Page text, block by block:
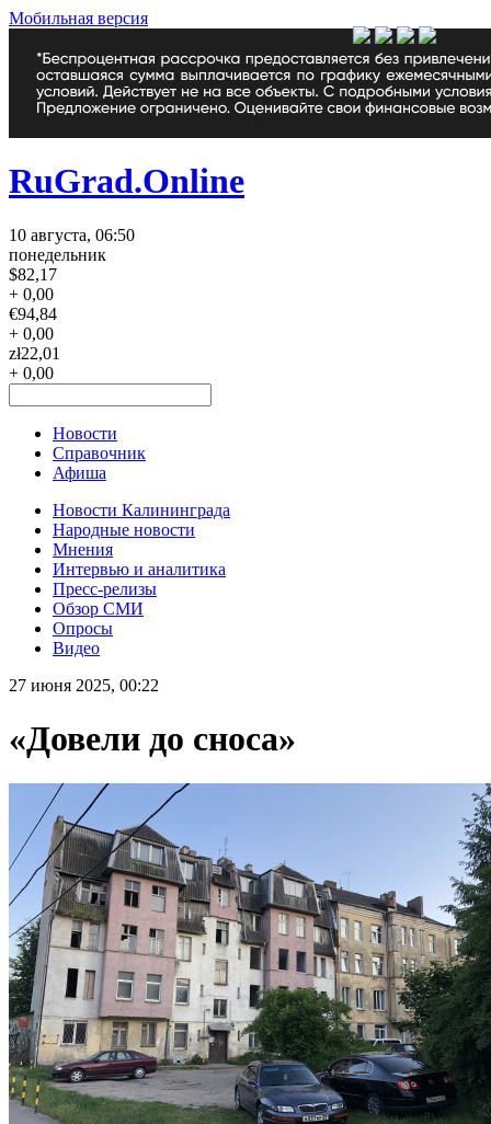
Мобильная версия
RuGrad.Online
10 августа, 06:50
понедельник
$82,17
+ 0,00
€94,84
+ 0,00
zł22,01
+ 0,00
Новости
Справочник
Афиша
Новости Калининграда
Народные новости
Мнения
Интервью и аналитика
Пресс-релизы
Обзор СМИ
Опросы
Видео
27 июня 2025, 00:22
«Довели до сноса»